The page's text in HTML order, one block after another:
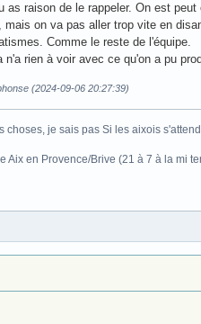
raison de le rappeler. On est
on va pas aller trop vite en
Comme le reste de l'équipe.
rien à voir avec ce qu'on a pu
(2024-09-06 20:27:39)
choses, je sais pas Si les aixois
Aix en Provence/Brive (21 à 7 à la mi